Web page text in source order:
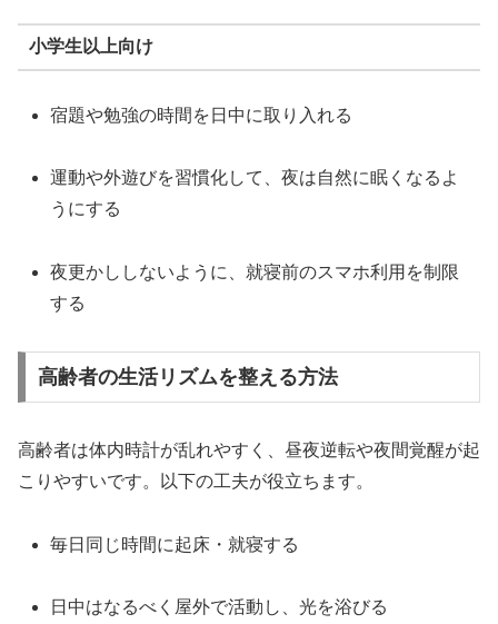
小学生以上向け
宿題や勉強の時間を日中に取り入れる
運動や外遊びを習慣化して、夜は自然に眠くなるよ
うにする
夜更かししないように、就寝前のスマホ利用を制限
する
高齢者の生活リズムを整える方法
高齢者は体内時計が乱れやすく、昼夜逆転や夜間覚醒が起
こりやすいです。以下の工夫が役立ちます。
毎日同じ時間に起床・就寝する
日中はなるべく屋外で活動し、光を浴びる